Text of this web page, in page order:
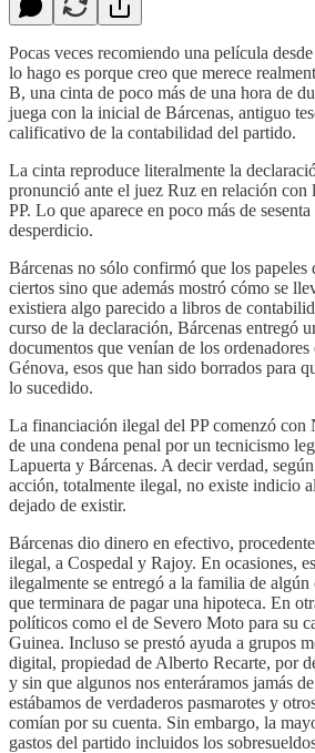
Pocas veces recomiendo una película
lo hago es porque creo que merece
B, una cinta de poco más de una hora de
juega con la inicial de Bárcenas, antiguo
calificativo de la contabilidad del partido.
La cinta reproduce literalmente la
pronunció ante el juez Ruz en relación
PP. Lo que aparece en poco más de
desperdicio.
Bárcenas no sólo confirmó que los papeles
ciertos sino que además mostró cómo se
existiera algo parecido a libros de
curso de la declaración, Bárcenas entregó
documentos que venían de los ordenadores
Génova, esos que han sido borrados para
lo sucedido.
La financiación ilegal del PP comenzó con
de una condena penal por un tecnicismo
Lapuerta y Bárcenas. A decir verdad,
acción, totalmente ilegal, no existe indicio
dejado de existir.
Bárcenas dio dinero en efectivo,
ilegal, a Cospedal y Rajoy. En ocasiones,
ilegalmente se entregó a la familia de algún
que terminara de pagar una hipoteca. En
políticos como el de Severo Moto para su
Guinea. Incluso se prestó ayuda a grupos
digital, propiedad de Alberto Recarte, por
y sin que algunos nos enteráramos jamás
estábamos de verdaderos pasmarotes y
comían por su cuenta. Sin embargo, la
gastos del partido incluidos los